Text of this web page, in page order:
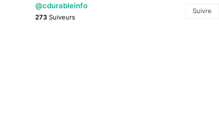
@cdurableinfo
273 Suiveurs
Suivre